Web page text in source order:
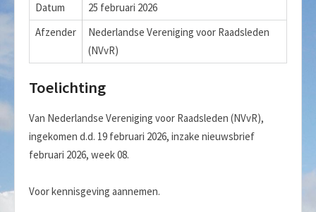
Datum
25 februari 2026
Afzender
Nederlandse Vereniging voor Raadsleden
(NVvR)
Toelichting
Van Nederlandse Vereniging voor Raadsleden (NVvR),
ingekomen d.d. 19 februari 2026, inzake nieuwsbrief
februari 2026, week 08.
Voor kennisgeving aannemen.